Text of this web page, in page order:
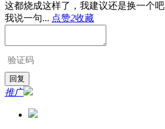
这都烧成这样了，我建议还是换一个吧
我说一句... 点赞2收藏
推广